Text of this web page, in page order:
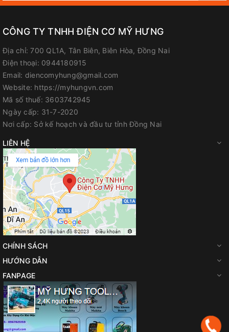
CÔNG TY TNHH ĐIỆN CƠ MỸ HƯNG
Địa chỉ: 700 QL1A, Tân Biên, Biên Hòa, Đồng Nai
Điện thoại: 0944180915
Email: diencomyhung@gmail.com
Website: https://myhungvn.com
Mã số thuế: 3603742945
Ngày cấp: 31-7-2020
Nơi cấp: Sở kế hoạch và đầu tư tỉnh Đồng Nai
LIÊN HỆ
CHÍNH SÁCH
HƯỚNG DẪN
FANPAGE